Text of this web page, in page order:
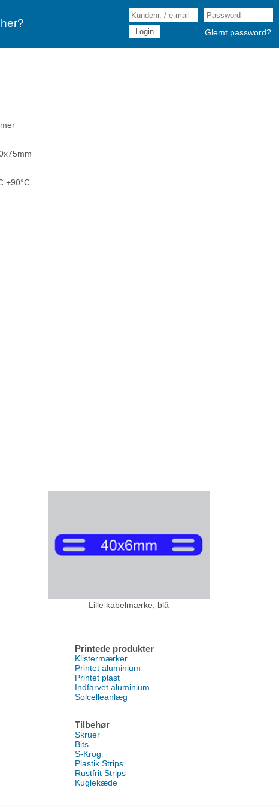
Glemt password?
+90°C
Lille kabelmærke, blå
Printede produkter
Klistermærker
Printet aluminium
Printet plast
Indfarvet aluminium
Solcelleanlæg
Tilbehør
Skruer
Bits
S-Krog
Plastik Strips
Rustfrit Strips
Kuglekæde